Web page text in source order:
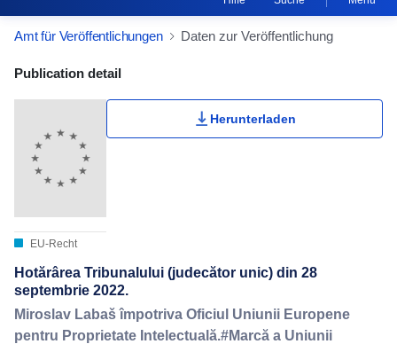
Amt für Veröffentlichungen Daten zur Veröffentlichung
Publication Detail Actions Portlet
Publication detail
EU-Recht
Herunterladen
Hotărârea Tribunalului (judecător unic) din 28
septembrie 2022.
Miroslav Labaš împotriva Oficiul Uniunii Europene
pentru Proprietate Intelectuală.#Marcă a Uniunii